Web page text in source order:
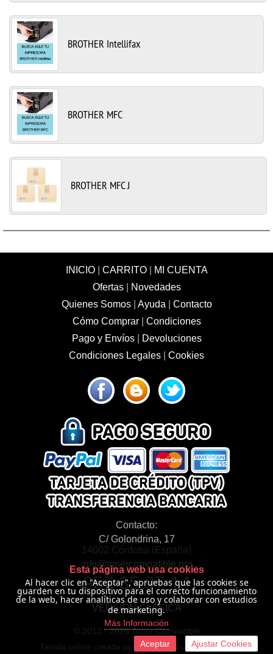
BROTHER Intellifax
BROTHER MFC
BROTHER MFC J
INICIO| CARRITO|
MI CUENTA
Ofertas|
Novedades
Quienes Somos| Ayuda
Contacto
Cómo Comprar| Condiciones
Pago y Envíos|
Devoluciones
Condiciones Legales
Cookies
Contacto:
C/ Golondrina, 17
14002 Córdoba (España)
info@tonercompatible.pro
957 35 97 14
VERSIÓN CLÁSICA
© 2013 -2026 Toner Compatible
Tienda online creada por http://www.urbecom.com
Esta página web usa cookies
Al hacer clic en "Aceptar", apruebas que las cookies se
guarden en tu dispositivo para el correcto funcionamiento
de la web, hacer analíticas de uso y colaborar con estudios
de marketing.
Más Información
Aceptar Ajustar Cookies